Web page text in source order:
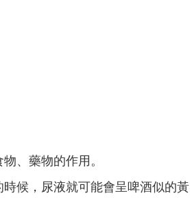
、藥物的作用。
候，尿液就可能會呈啤酒似的黃